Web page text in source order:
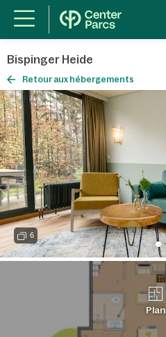
Bispinger Heide
Retour aux hébergements
6
Plan